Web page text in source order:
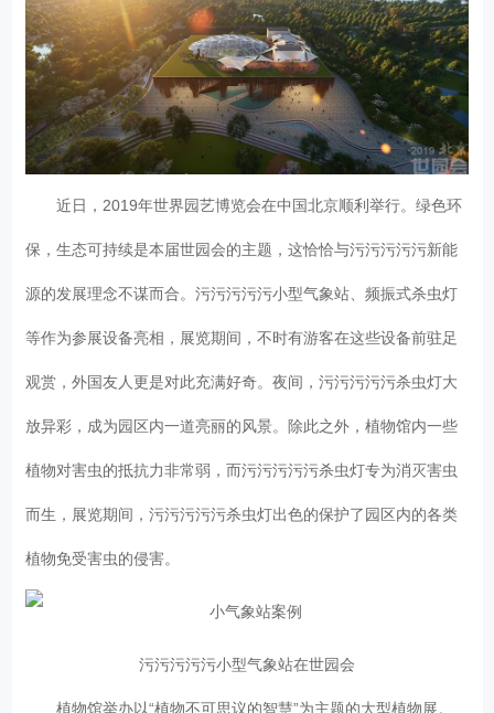
近日，2019年世界园艺博览会在中国北京顺利举行。绿色环
保，生态可持续是本届世园会的主题，这恰恰与污污污污污新能
源的发展理念不谋而合。污污污污污小型气象站、频振式杀虫灯
等作为参展设备亮相，展览期间，不时有游客在这些设备前驻足
观赏，外国友人更是对此充满好奇。夜间，污污污污污杀虫灯大
放异彩，成为园区内一道亮丽的风景。除此之外，植物馆内一些
植物对害虫的抵抗力非常弱，而污污污污污杀虫灯专为消灭害虫
而生，展览期间，污污污污污杀虫灯出色的保护了园区内的各类
植物免受害虫的侵害。
污污污污污小型气象站在世园会
植物馆举办以“植物不可思议的智慧”为主题的大型植物展。